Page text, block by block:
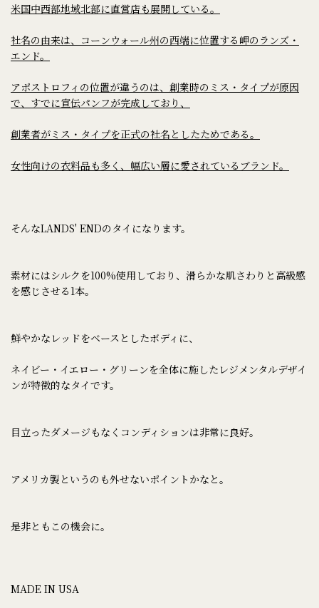
米国中西部地域北部に直営店も展開している。
社名の由来は、コーンウォール州の西端に位置する岬のランズ・
エンド。
アポストロフィの位置が違うのは、創業時のミス・タイプが原因
で、すでに宣伝パンフが完成しており、
創業者がミス・タイプを正式の社名としたためである。
女性向けの衣料品も多く、幅広い層に愛されているブランド。
そんなLANDS' ENDのタイになります。
素材にはシルクを100%使用しており、滑らかな肌さわりと高級感
を感じさせる1本。
鮮やかなレッドをベースとしたボディに、
ネイビー・イエロー・グリーンを全体に施したレジメンタルデザイ
ンが特徴的なタイです。
目立ったダメージもなくコンディションは非常に良好。
アメリカ製というのも外せないポイントかなと。
是非ともこの機会に。
MADE IN USA